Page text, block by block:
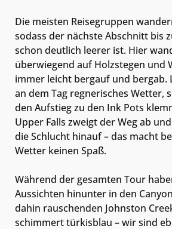
Die meisten Reisegruppen
sodass der nächste Abschnitt bis
schon deutlich leerer ist. Hier
überwiegend auf Holzstegen und
immer leicht bergauf und bergab.
an dem Tag regnerisches Wetter,
den Aufstieg zu den Ink Pots
Upper Falls zweigt der Weg ab
die Schlucht hinauf – das macht
Wetter keinen Spaß.
Während der gesamten Tour
Aussichten hinunter in den
dahin rauschenden Johnston
schimmert türkisblau – wir sind